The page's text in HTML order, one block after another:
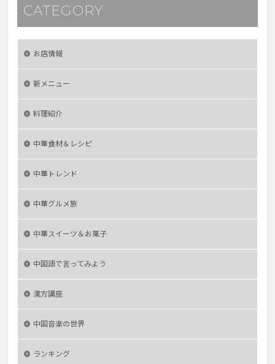
CATEGORY
お店情報
新メニュー
料理紹介
中華食材＆レシピ
中華トレンド
中華グルメ旅
中華スイーツ＆お菓子
中国語で言ってみよう
漢方講座
中国音楽の世界
ランキング